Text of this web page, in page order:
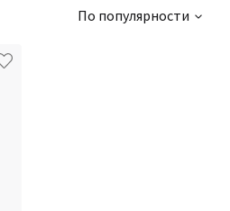
По популярности